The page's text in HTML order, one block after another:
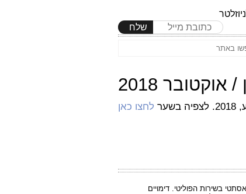
שלח
לחצו כאן
בשירות הפוליטי. דימויים